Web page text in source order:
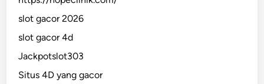
slot gacor 2026
slot gacor 4d
Jackpotslot303
Situs 4D yang gacor